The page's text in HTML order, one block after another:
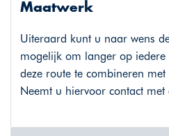
Maatwerk
Uiteraard kunt u naar wens
mogelijk om langer op iedere
deze route te combineren
Neemt u hiervoor contact met